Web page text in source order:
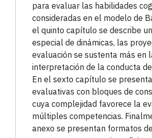
para evaluar las habilidades
consideradas en el modelo de
el quinto capítulo se describe
especial de dinámicas, las
evaluación se sustenta más en
interpretación de la conducta
En el sexto capítulo se
evaluativas con bloques de
cuya complejidad favorece la
múltiples competencias.
anexo se presentan formatos